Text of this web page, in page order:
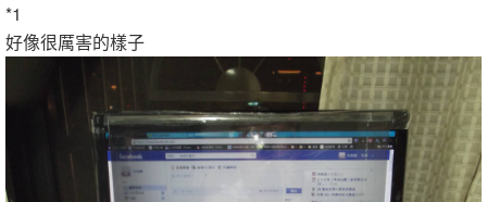
*1
好像很厲害的樣子